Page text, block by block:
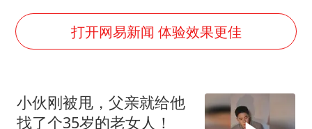
路虎卫士限时降17万 BBA已集体降价
下党之路
打开网易新闻 体验效果更佳
小伙刚被甩，父亲就给他
找了个35岁的老女人！